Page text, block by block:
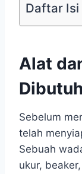
Daftar Isi
Alat
Sebelum
telah
Sebuah
ukur,